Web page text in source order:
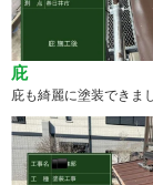
庇
庇も綺麗に塗装できま